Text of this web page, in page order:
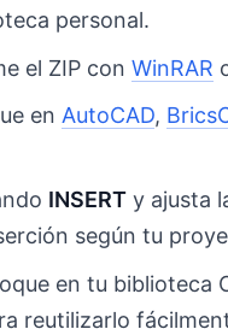
personal.
el ZIP conWinRAR
enAutoCAD,
INSERT y ajusta
según tu
en tu biblioteca
reutilizarlo